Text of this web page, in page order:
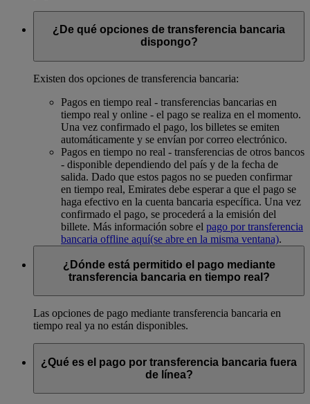
¿De qué opciones de transferencia bancaria
dispongo?
Existen dos opciones de transferencia bancaria:
Pagos en tiempo real - transferencias bancarias en
tiempo real y online - el pago se realiza en el momento.
Una vez confirmado el pago, los billetes se emiten
automáticamente y se envían por correo electrónico.
Pagos en tiempo no real - transferencias de otros bancos
- disponible dependiendo del país y de la fecha de
salida. Dado que estos pagos no se pueden confirmar
en tiempo real, Emirates debe esperar a que el pago se
haga efectivo en la cuenta bancaria específica. Una vez
confirmado el pago, se procederá a la emisión del
billete. Más información sobre el pago por transferencia
bancaria offline aquí(se abre en la misma ventana).
¿Dónde está permitido el pago mediante
transferencia bancaria en tiempo real?
Las opciones de pago mediante transferencia bancaria en
tiempo real ya no están disponibles.
¿Qué es el pago por transferencia bancaria fuera
de línea?